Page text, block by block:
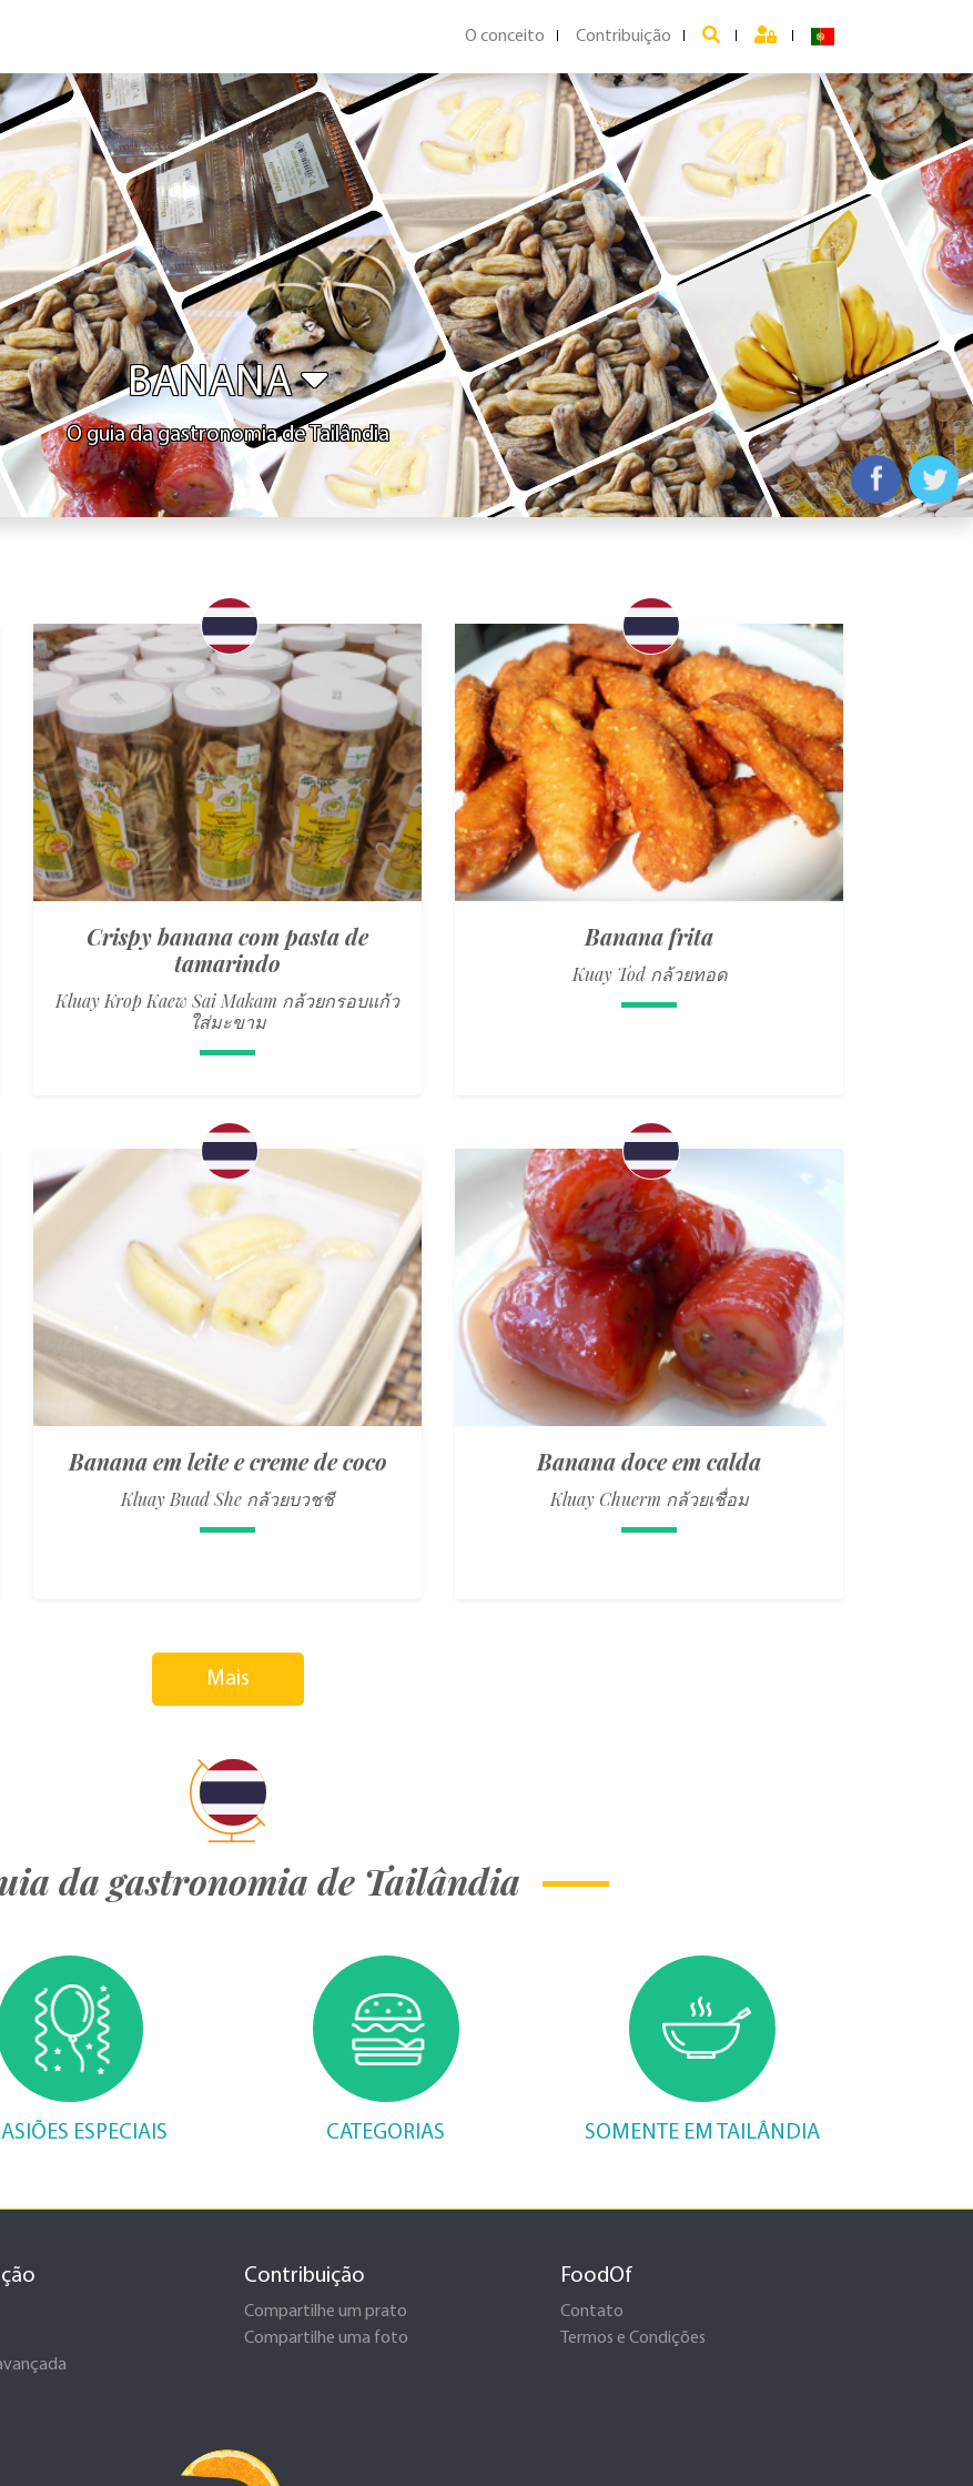
O conceito Contribuição
BANANA
O guia da gastronomia de Tailândia
Crispy banana com pasta de
tamarindo
Kluay Krop Kaew Sai Makam กล้วยกรอบแก้ว
ใส่มะขาม
Banana frita
Kuay Tod กล้วยทอด
Banana em leite e creme de coco
Kluay Buad She กล้วยบวชชี
Banana doce em calda
Kluay Chuerm กล้วยเชื่อม
Mais
da gastronomia de Tailândia
ESPECIAIS CATEGORIAS SOMENTE EM TAILÂNDIA
Contribuição
Compartilhe um prato
Compartilhe uma foto
FoodOf
Contato
Termos e Condições